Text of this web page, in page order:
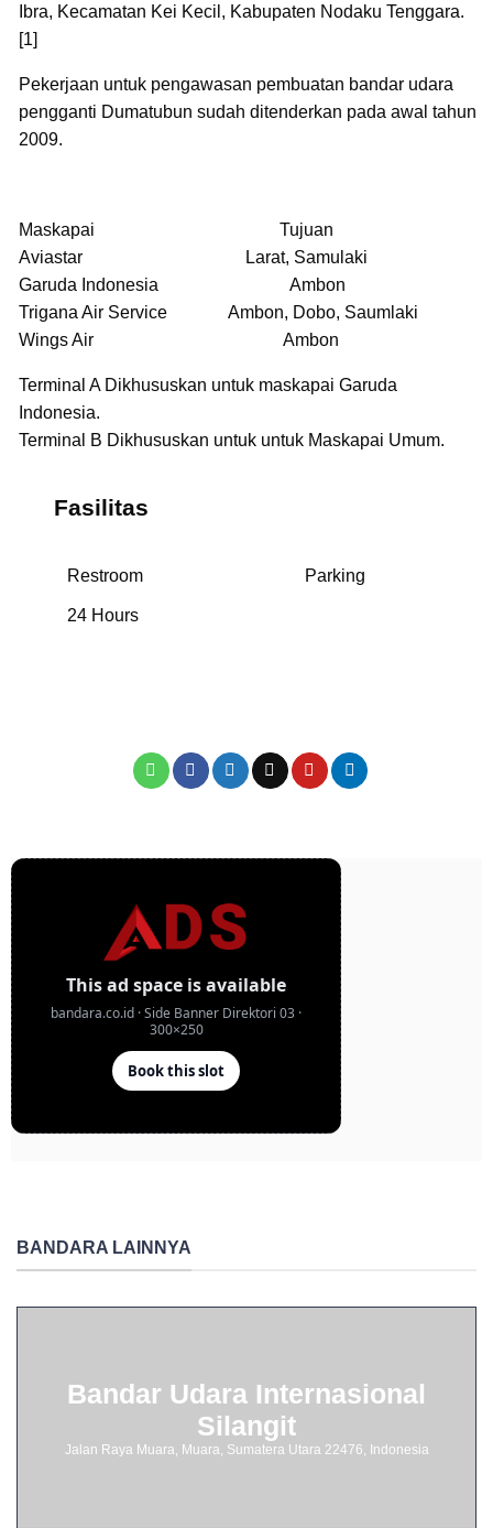
Ibra, Kecamatan Kei Kecil, Kabupaten Nodaku Tenggara.
[1]
Pekerjaan untuk pengawasan pembuatan bandar udara
pengganti Dumatubun sudah ditenderkan pada awal tahun
2009.
Maskapai Tujuan
Aviastar Larat, Samulaki
Garuda Indonesia Ambon
Trigana Air Service Ambon, Dobo, Saumlaki
Wings Air Ambon
Terminal A Dikhususkan untuk maskapai Garuda
Indonesia.
Terminal B Dikhususkan untuk untuk Maskapai Umum.
Fasilitas
Restroom Parking
24 Hours
BANDARA LAINNYA
Bandar Udara Internasional
Silangit
Jalan Raya Muara, Muara, Sumatera Utara 22476, Indonesia